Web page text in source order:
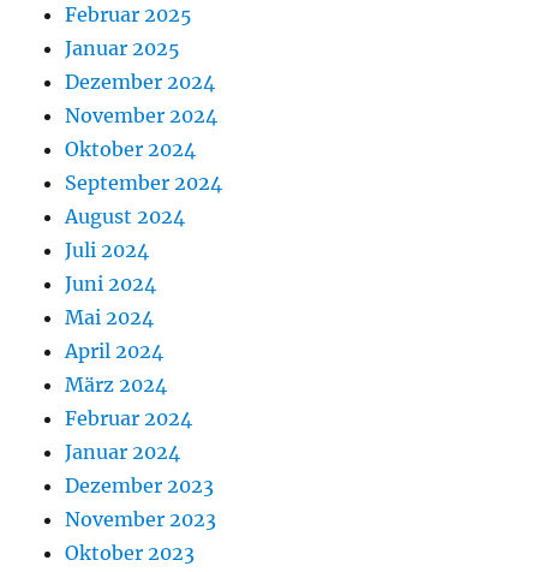
Februar 2025
Januar 2025
Dezember 2024
November 2024
Oktober 2024
September 2024
August 2024
Juli 2024
Juni 2024
Mai 2024
April 2024
März 2024
Februar 2024
Januar 2024
Dezember 2023
November 2023
Oktober 2023